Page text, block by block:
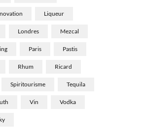
Liqueur
Londres Mezcal
Paris Pastis
Rhum Ricard
Spiritourisme Tequila
Vin Vodka